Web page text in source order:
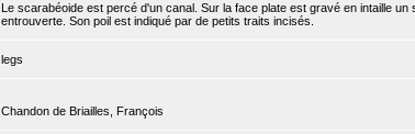
Le scarabéoide est percé d'un canal. Sur la face plate est gravé en intaille
entrouverte. Son poil est indiqué par de petits traits incisés.
legs
Chandon de Briailles, François